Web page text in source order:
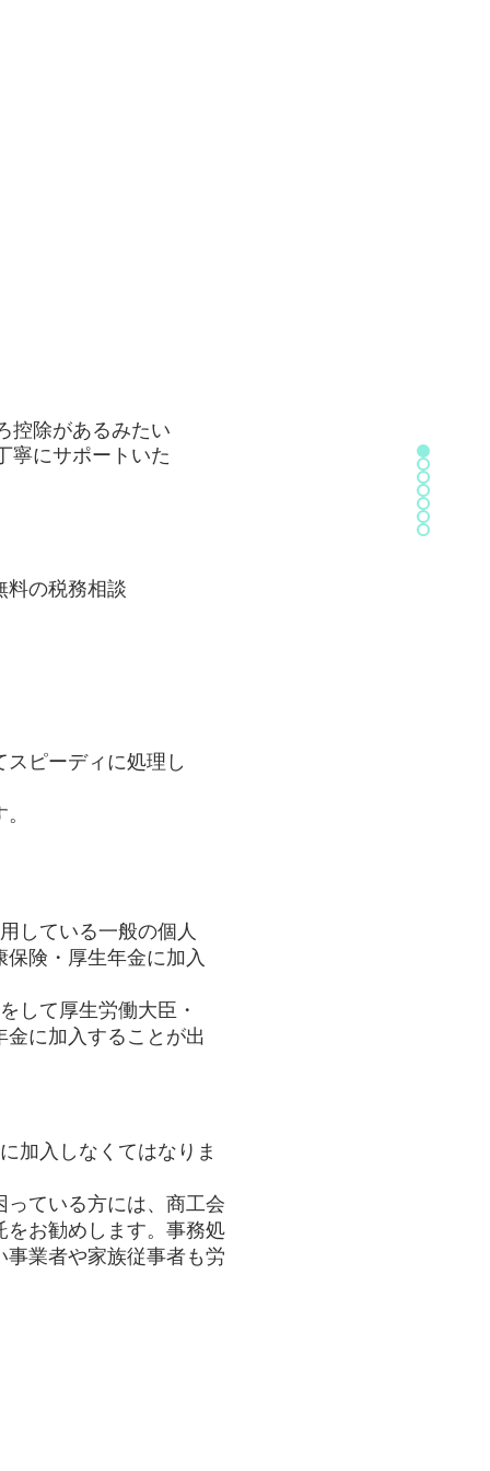
控除があるみたい
寧にサポートいた
料の税務相談
ピーディに処理し
している一般の個人
険・厚生年金に加入
して厚生労働大臣・
金に加入することが出
加入しなくてはなりま
ている方には、商工会
をお勧めします。事務処
業者や家族従事者も労